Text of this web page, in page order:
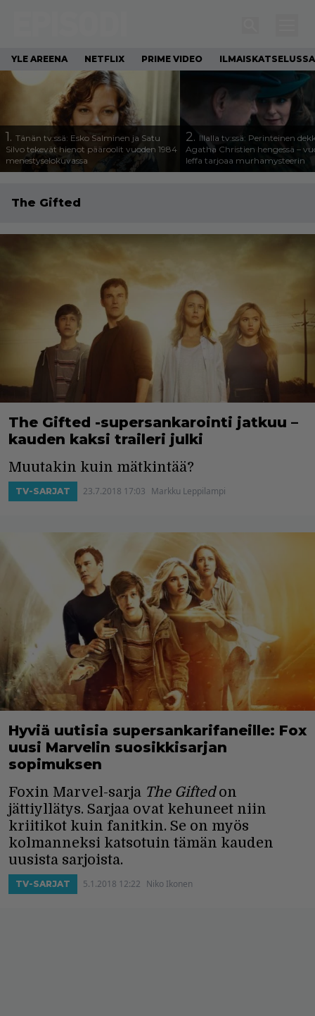
YLE AREENA NETFLIX PRIME VIDEO ILMAISKATSELUSSA
1. Tänän tv:ssä: Esko Salminen ja Satu
Silvo tekevät hienot pääroolit vuoden 1984
menestyselokuvassa
2. Illalla tv:ssä: Perinteinen
Agatha Christien hengessä –
leffa tarjoaa murhamysteerin
The Gifted
The Gifted -supersankarointi jatkuu –
kauden kaksi traileri julki
Muutakin kuin mätkintää?
TV-SARJAT 23.7.2018 17:03 Markku Leppilampi
Hyviä uutisia supersankarifaneille: Fox
uusi Marvelin suosikkisarjan
sopimuksen
Foxin Marvel-sarja The Giftedon
jättiyllätys. Sarjaa ovat kehuneet niin
kriitikot kuin fanitkin. Se on myös
kolmanneksi katsotuin tämän kauden
uusista sarjoista.
TV-SARJAT 5.1.2018 12:22 Niko Ikonen